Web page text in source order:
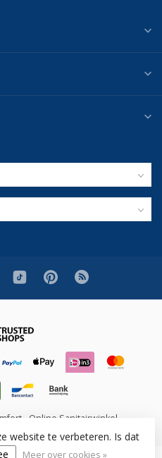
- Online Sanitairwinkel
website te verbeteren. Is dat
Meer over cookies »